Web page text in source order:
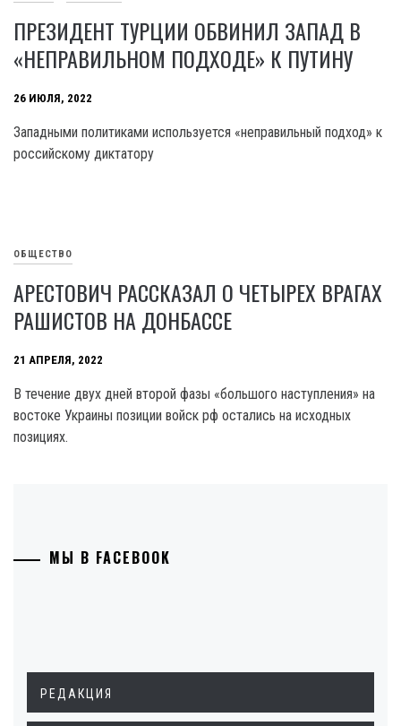
ПРЕЗИДЕНТ ТУРЦИИ ОБВИНИЛ ЗАПАД В
«НЕПРАВИЛЬНОМ ПОДХОДЕ» К ПУТИНУ
26 ИЮЛЯ, 2022
Западными политиками используется «неправильный подход» к
российскому диктатору
ОБЩЕСТВО
АРЕСТОВИЧ РАССКАЗАЛ О ЧЕТЫРЕХ ВРАГАХ
РАШИСТОВ НА ДОНБАССЕ
21 АПРЕЛЯ, 2022
В течение двух дней второй фазы «большого наступления» на
востоке Украины позиции войск рф остались на исходных
позициях.
МЫ В FACEBOOK
РЕДАКЦИЯ